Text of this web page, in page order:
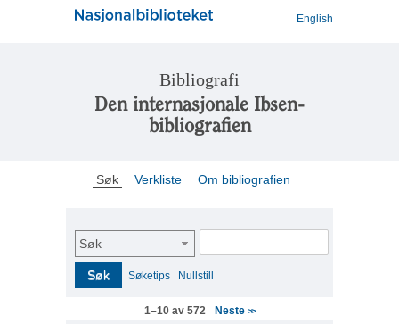
English
Bibliografi
Den internasjonale Ibsen-
bibliografien
Søk Verkliste Om bibliografien
Søk
Søk Søketips Nullstill
1–10 av 572 Neste >>